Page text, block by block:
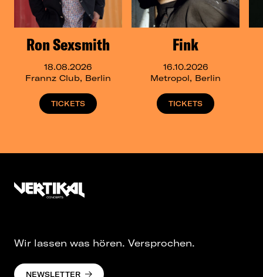
Ron Sexsmith
18.08.2026
Frannz Club, Berlin
TICKETS
Fink
16.10.2026
Metropol, Berlin
TICKETS
Wir lassen was hören. Versprochen.
NEWSLETTER